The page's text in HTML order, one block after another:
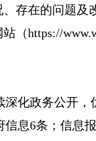
存在的问题及
（https://
深化政务公开
信息6条；信息